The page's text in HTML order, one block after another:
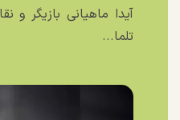
آیدا ماهیانی بازیگر و
تلما...